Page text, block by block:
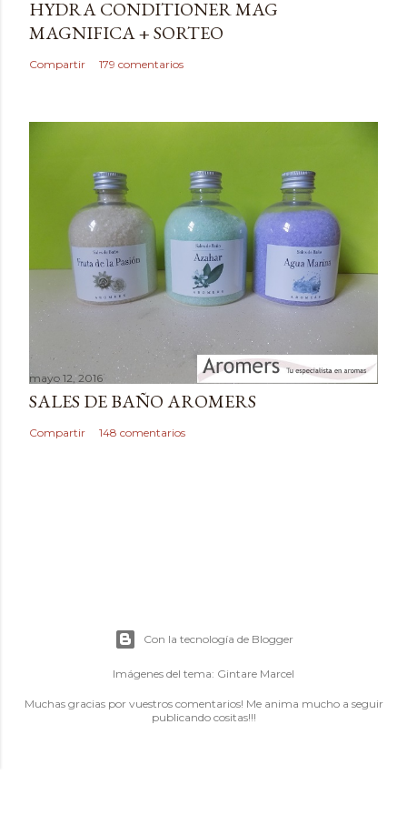
u
n
c
o
HYDRA CONDITIONER MAG
MAGNIFICA + SORTEO
Compartir 179 comentarios
mayo 12, 2016
SALES DE BAÑO AROMERS
Compartir 148 comentarios
Con la tecnología de Blogger
Imágenes del tema: Gintare Marcel
Muchas gracias por vuestros comentarios! Me anima mucho a seguir
publicando cositas!!!